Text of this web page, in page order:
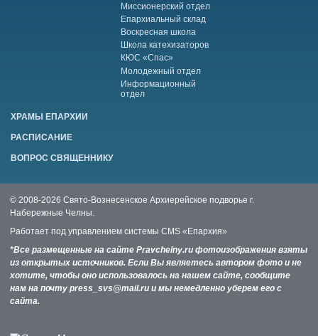
Миссионерский отдел
Епархиальный склад
Воскресная школа
Школа катехизаторов
КЮС «Спас»
Молодежный отдел
Информационный
отдел
ХРАМЫ ЕПАРХИИ
РАСПИСАНИЕ
ВОПРОС СВЯЩЕННИКУ
© 2008-2026 Свято-Вознесенское Архиерейское подворье г.
Набережные Челны.
Работает под управлением системы CMS «Епархия»
*Все размещенные на сайте Pravchelny.ru фотоизображения взяты
из открытых источников. Если Вы являетесь автором фото и не
хотите, чтобы оно использовалось на нашем сайте, сообщите
нам на почту press_svs@mail.ru и мы немедленно уберем его с
сайта.